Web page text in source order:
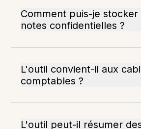
Comment puis-je stocker
notes confidentielles ?
L'outil convient-il aux
comptables ?
L'outil peut-il résumer